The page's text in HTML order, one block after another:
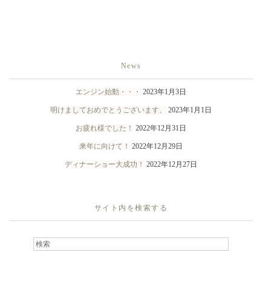
News
エンジン始動・・・ 2023年1月3日
明けましておめでとうございます。 2023年1月1日
お疲れ様でした！ 2022年12月31日
来年に向けて！ 2022年12月29日
ディナーショー大成功！ 2022年12月27日
サイト内を検索する